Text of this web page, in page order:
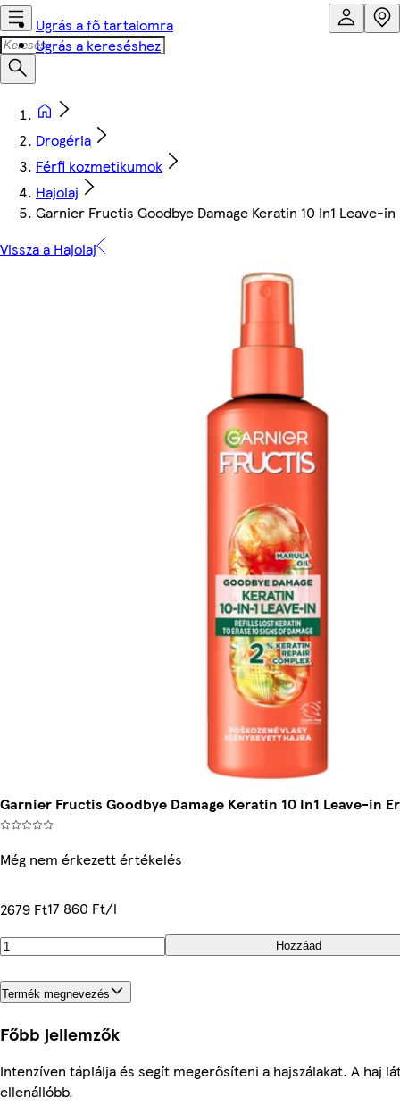
Ugrás a fő tartalomra
Ugrás a kereséshez
Drogéria
Férfi kozmetikumok
Hajolaj
Garnier Fructis Goodbye Damage Keratin 10 In1 Leave-
Vissza a Hajolaj
Garnier Fructis Goodbye Damage Keratin 10 In1 Leave-in
Még nem érkezett értékelés
2679 Ft17 860 Ft/l
Hozzáad
Termék megnevezés
Főbb jellemzők
Intenzíven táplálja és segít megerősíteni a hajszálakat. A haj
ellenállóbb.